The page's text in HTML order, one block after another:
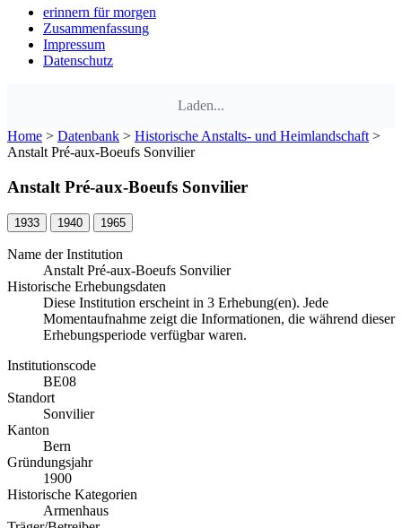
erinnern für morgen
Zusammenfassung
Impressum
Datenschutz
Laden...
Home > Datenbank > Historische Anstalts- und Heimlandschaft >
Anstalt Pré-aux-Boeufs Sonvilier
Anstalt Pré-aux-Boeufs Sonvilier
1933 1940 1965
Name der Institution
Anstalt Pré-aux-Boeufs Sonvilier
Historische Erhebungsdaten
Diese Institution erscheint in 3 Erhebung(en). Jede
Momentaufnahme zeigt die Informationen, die während dieser
Erhebungsperiode verfügbar waren.
Institutionscode
BE08
Standort
Sonvilier
Kanton
Bern
Gründungsjahr
1900
Historische Kategorien
Armenhaus